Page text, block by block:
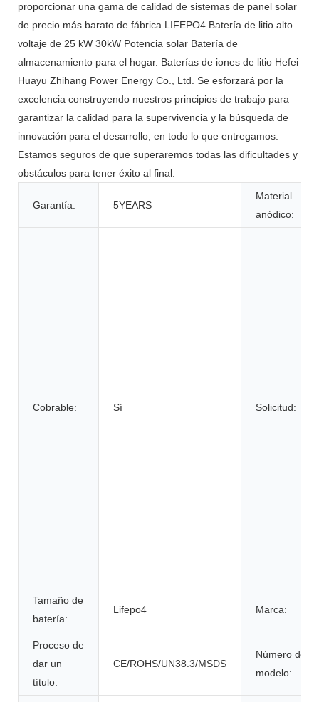
proporcionar una gama de calidad de sistemas de panel solar
de precio más barato de fábrica LIFEPO4 Batería de litio alto
voltaje de 25 kW 30kW Potencia solar Batería de
almacenamiento para el hogar. Baterías de iones de litio Hefei
Huayu Zhihang Power Energy Co., Ltd. Se esforzará por la
excelencia construyendo nuestros principios de trabajo para
garantizar la calidad para la supervivencia y la búsqueda de
innovación para el desarrollo, en todo lo que entregamos.
Estamos seguros de que superaremos todas las dificultades y
obstáculos para tener éxito al final.
Garantía: 5YEARS
Material
anódico:
Cobrable: Sí Solicitud:
Tamaño de
batería:
Lifepo4 Marca:
Proceso de
dar un
título:
CE/ROHS/UN38.3/MSDS
Número de
modelo: